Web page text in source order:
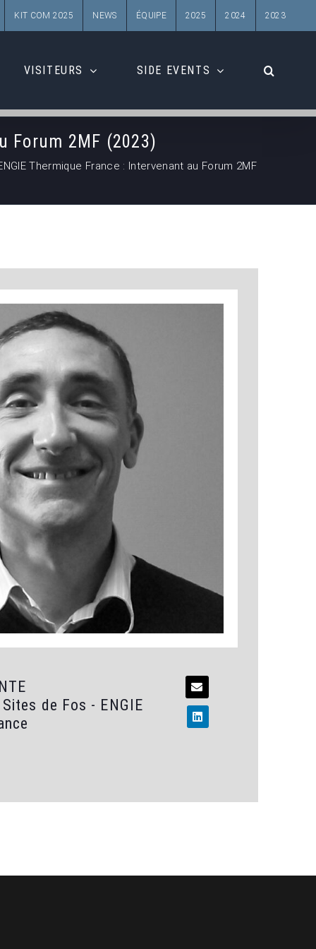
KIT COM 2025 NEWS ÉQUIPE 2025 2024 2023
VISITEURS SIDE EVENTS
Forum 2MF (2023)
Thermique France : Intervenant au Forum 2MF
de Fos - ENGIE